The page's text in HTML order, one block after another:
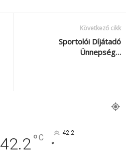
Következő cikk
Sportolói Díjátadó
Ünnepség…
42.2°C 42.2
°